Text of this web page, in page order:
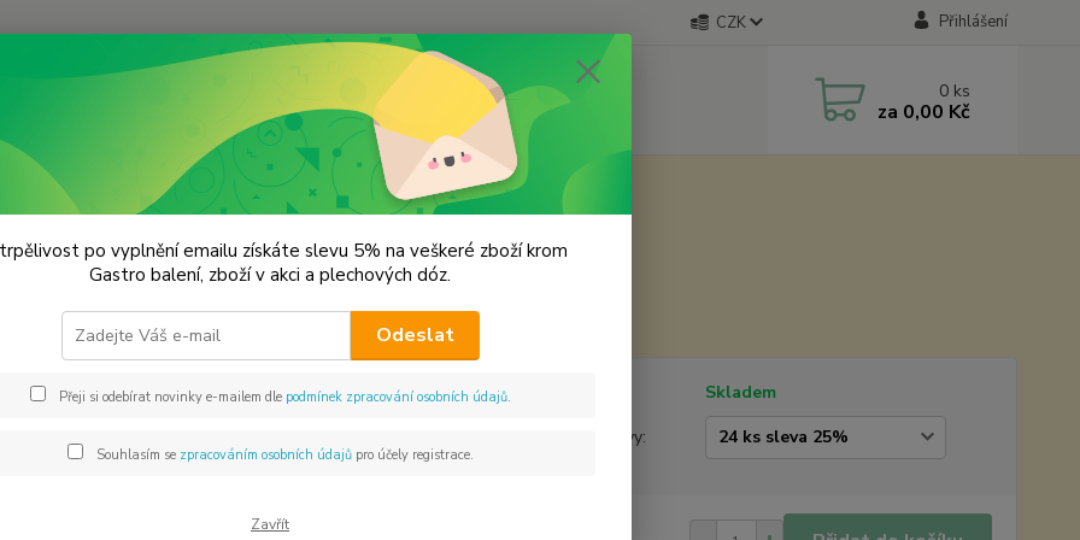
CZK Přihlášení
0 ks
za 0,00 Kč
Plechové dózy - kořenky Hvězda plechová dóza zlatá
plechová dóza zlatá
Skladem
Množstevní slevy:
po vyplnění emailu získáte slevu 5% na veškeré zboží krom
Gastro balení, zboží v akci a plechových dóz.
Odeslat
Přeji si odebírat novinky e-mailem dle podmínek zpracování osobních údajů.
Souhlasím se zpracováním osobních údajůpro účely registrace.
Zavřít